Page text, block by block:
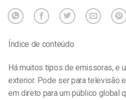
Índice de conteúdo
Há muitos tipos de emissoras, e
exterior. Pode ser para televisão
em direto para um público global